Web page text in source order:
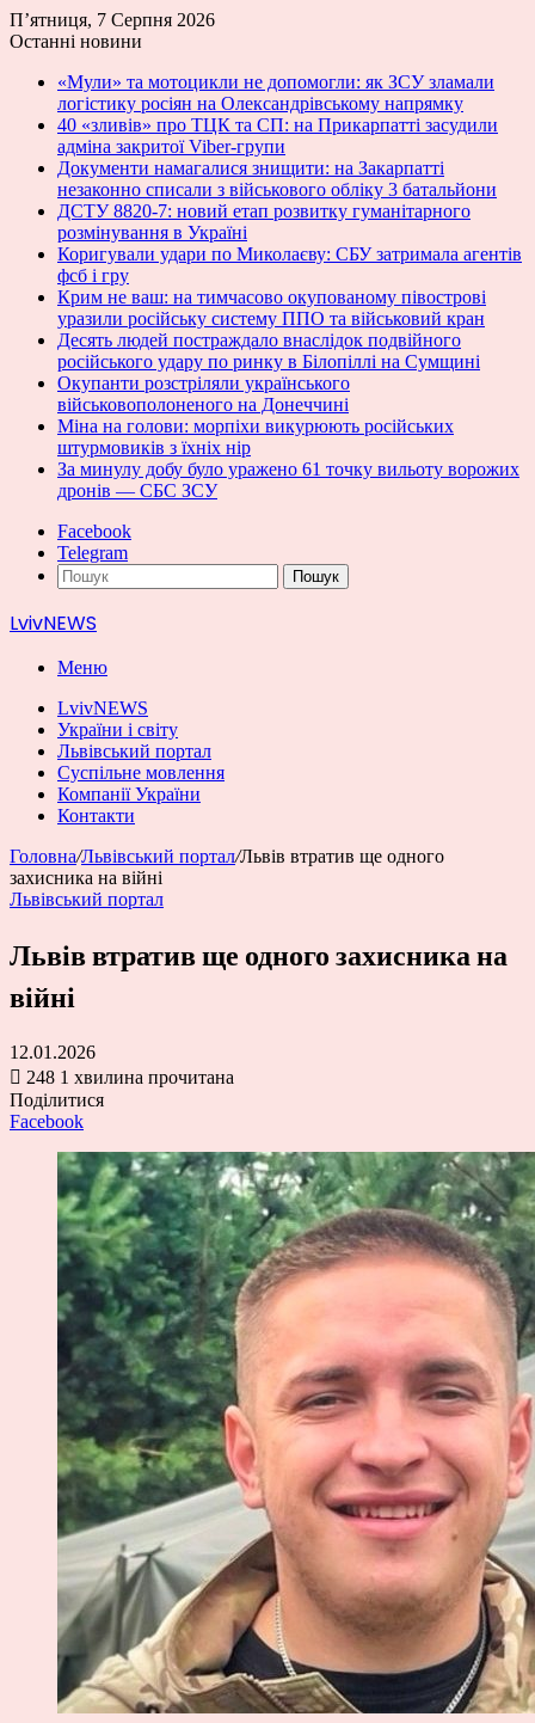
П’ятниця, 7 Серпня 2026
Останні новини
«Мули» та мотоцикли не допомогли: як ЗСУ зламали
логістику росіян на Олександрівському напрямку
40 «зливів» про ТЦК та СП: на Прикарпатті засудили
адміна закритої Viber-групи
Документи намагалися знищити: на Закарпатті
незаконно списали з військового обліку 3 батальйони
ДСТУ 8820-7: новий етап розвитку гуманітарного
розмінування в Україні
Коригували удари по Миколаєву: СБУ затримала агентів
фсб і гру
Крим не ваш: на тимчасово окупованому півострові
уразили російську систему ППО та військовий кран
Десять людей постраждало внаслідок подвійного
російського удару по ринку в Білопіллі на Сумщині
Окупанти розстріляли українського
військовополоненого на Донеччині
Міна на голови: морпіхи викурюють російських
штурмовиків з їхніх нір
За минулу добу було уражено 61 точку вильоту ворожих
дронів — СБС ЗСУ
Facebook
Telegram
Пошук
LvivNEWS
Меню
LvivNEWS
України і світу
Львівський портал
Суспільне мовлення
Компанії України
Контакти
Головна/Львівський портал/Львів втратив ще одного
захисника на війні
Львівський портал
Львів втратив ще одного захисника на
війні
12.01.2026
248 1 хвилина прочитана
Поділитися
Facebook